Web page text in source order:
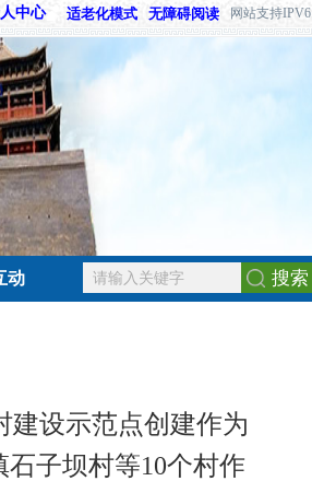
网站支持IPV6
无障碍阅读
适老化模式
中心
动 搜索
建设示范点创建作为
子坝村等10个村作